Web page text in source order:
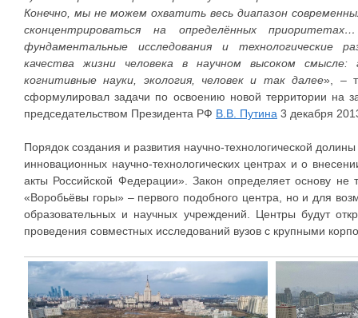
Конечно, мы не можем охватить весь диапазон
сконцентрироваться на определённых
фундаментальные исследования и технологические
качества жизни человека в научном высоком смысле:
когнитивные науки, экология, человек и так далее», –
сформулировал задачи по освоению новой территории на
председательством Президента РФ В.В. Путина 3 декабря
Порядок создания и развития научно-технологической
инновационных научно-технологических центрах и о
акты Российской Федерации». Закон определяет основу не
«Воробьёвы горы» – первого подобного центра, но и для
образовательных и научных учреждений. Центры будут
проведения совместных исследований вузов с крупными